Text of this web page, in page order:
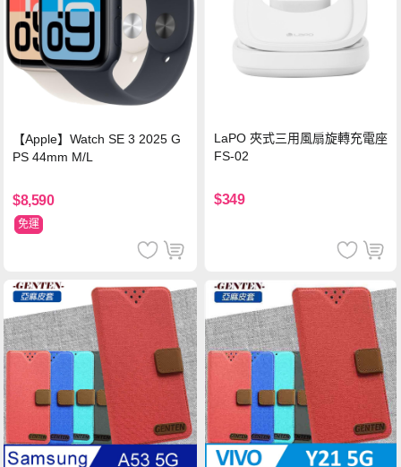
【Apple】Watch SE 3 2025 G
PS 44mm M/L
$8,590
免運
LaPO 夾式三用風扇旋轉充電座
FS-02
$349